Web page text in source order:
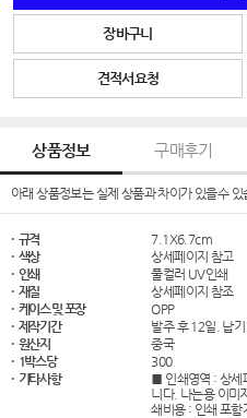
장바구니
견적서요청
상품정보 구매후기
아래 상품정보는 실제 상품과 차이가 있을수 있
· 규격
7.1X6.7cm
· 색상
상세페이지 참고
· 인쇄
풀컬러 UV인쇄
· 재질
상세페이지 참조
· 케이스 및 포장
OPP
· 제작기간
발주 후 12일. 납
· 원산지
중국
· 1박스당
300
· 기타사항
■ 인쇄영역 : 상세
니다. 나는용 이미
쇄비용 : 인쇄 포함